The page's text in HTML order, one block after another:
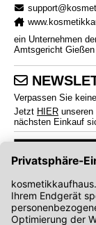
ein Unternehmen
Amtsgericht Gießen
Verpassen Sie
Jetzt HIER unseren
nächsten Einkauf